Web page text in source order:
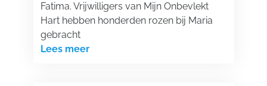
Fatima. Vrijwilligers van Mijn Onbevlekt
Hart hebben honderden rozen bij Maria
gebracht
Lees meer